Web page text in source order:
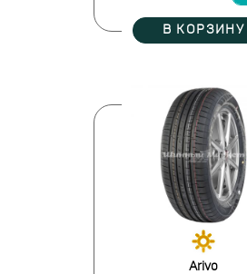
В КОРЗИНУ
Arivo